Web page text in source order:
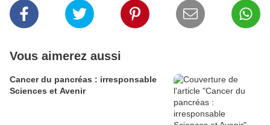
Vous aimerez aussi
Cancer du pancréas : irresponsable
Sciences et Avenir